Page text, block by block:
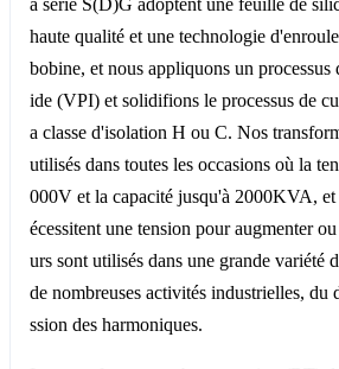
haute qualité et une technologie
bobine, et nous appliquons un
ide (VPI) et solidifions le processus de
a classe d'isolation H ou C. Nos
utilisés dans toutes les occasions où la
000V et la capacité jusqu'à 2000KVA, et
écessitent une tension pour augmenter
urs sont utilisés dans une grande variété
de nombreuses activités industrielles, du
ssion des harmoniques.